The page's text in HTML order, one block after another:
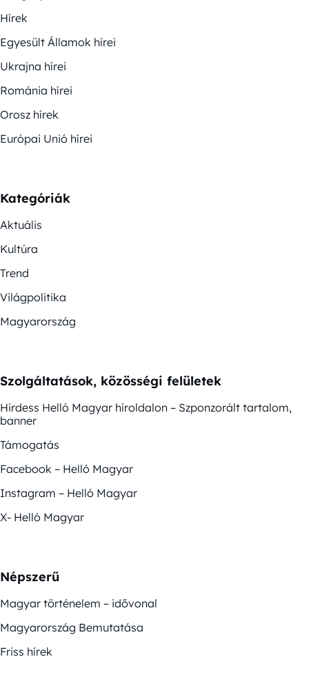
Hírek
Egyesült Államok hírei
Ukrajna hírei
Románia hírei
Orosz hírek
Európai Unió hírei
Kategóriák
Aktuális
Kultúra
Trend
Világpolitika
Magyarország
Szolgáltatások, közösségi felületek
Hirdess Helló Magyar híroldalon – Szponzorált tartalom,
banner
Támogatás
Facebook – Helló Magyar
Instagram – Helló Magyar
X- Helló Magyar
Népszerű
Magyar történelem – idővonal
Magyarország Bemutatása
Friss hírek